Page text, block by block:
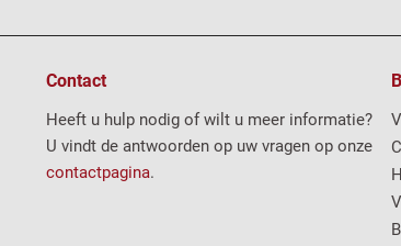
Contact
Heeft u hulp nodig of wilt u meer informatie?
U vindt de antwoorden op uw vragen op onze
contactpagina.